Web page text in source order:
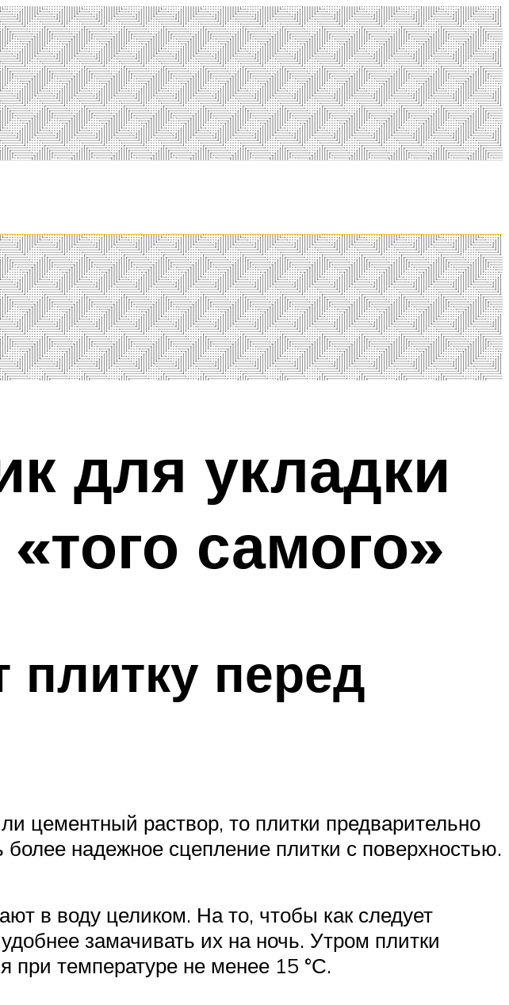
для укладки
самого»
перед
цементный раствор, то плитки предварительно
надежное сцепление плитки с поверхностью.
в воду целиком. На то, чтобы как следует
замачивать их на ночь. Утром плитки
при температуре не менее 15 °С.